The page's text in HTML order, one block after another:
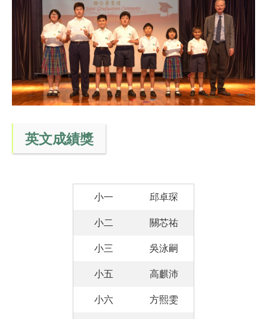
英文成績獎
小一 邱卓琛
小二 關芯祐
小三 吳泳嗣
小五 高麒沛
小六 方熙雯